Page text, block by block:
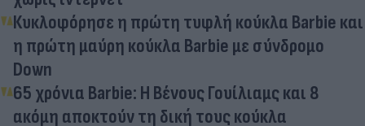
Κυκλοφόρησε η πρώτη τυφλή κούκλα Barbie και
η πρώτη μαύρη κούκλα Barbie με σύνδρομο
Down
65 χρόνια Barbie: Η Βένους Γουίλιαμς και 8
ακόμη αποκτούν τη δική τους κούκλα